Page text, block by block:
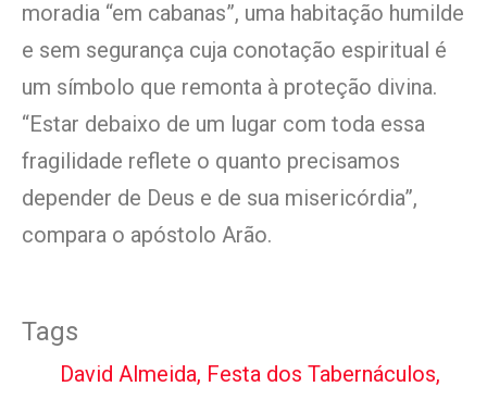
moradia “em cabanas”, uma habitação humilde
e sem segurança cuja conotação espiritual é
um símbolo que remonta à proteção divina.
“Estar debaixo de um lugar com toda essa
fragilidade reflete o quanto precisamos
depender de Deus e de sua misericórdia”,
compara o apóstolo Arão.
Tags
David Almeida, Festa dos Tabernáculos,